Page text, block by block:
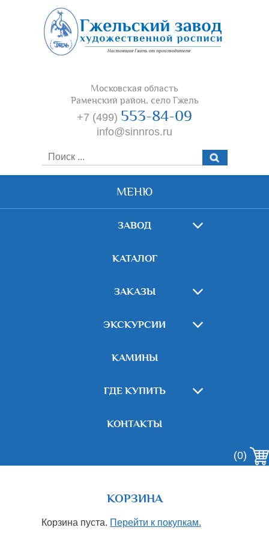
Московская область
Раменский район, село Гжель
+7 (499) 553-84-09
info@sinnros.ru
МЕНЮ
ЗАВОД
КАТАЛОГ
ЗАКАЗЫ
ЭКСКУРСИИ
КАМИНЫ
ГДЕ КУПИТЬ
КОНТАКТЫ
(0)
КОРЗИНА
Корзина пуста. Перейти к покупкам.